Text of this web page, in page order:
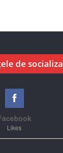
de
Likes